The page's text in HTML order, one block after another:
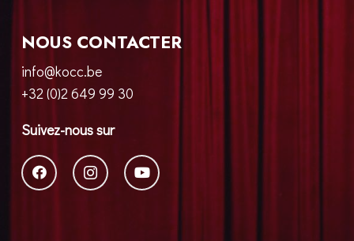
NOUS CONTACTER
info@kocc.be
+32 (0)2 649 99 30
Suivez-nous sur